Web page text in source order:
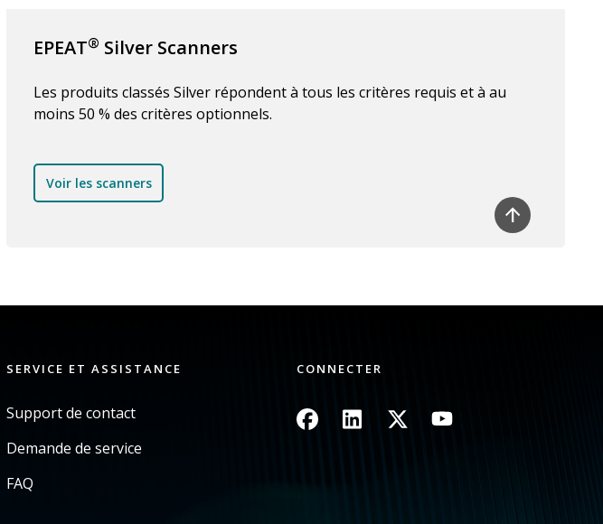
EPEAT® Silver Scanners
Les produits classés Silver répondent à tous les critères requis et à au
moins 50 % des critères optionnels.
Voir les scanners
SERVICE ET ASSISTANCE
Support de contact
Demande de service
FAQ
CONNECTER
Image Image Image Image